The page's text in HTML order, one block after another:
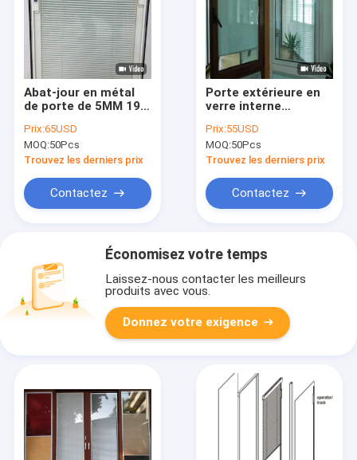
Abat-jour en métal
de porte de 5MM 19A
minimaliste de style
de verre de fenêtre
Prix:65USD
MOQ:50Pcs
Trouvez les derniers prix
Contactez
Porte extérieure en
verre interne
de 36in Mini Blinds
For Windows
Between
Prix:55USD
MOQ:50Pcs
Trouvez les derniers prix
Contactez
Économisez votre temps
Laissez-nous contacter les meilleurs
produits avec vous.
Donnez votre exigence